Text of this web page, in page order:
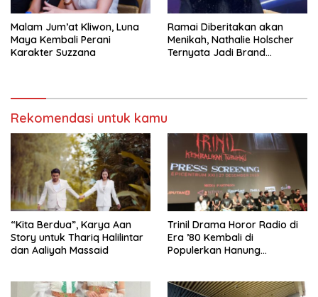
Malam Jum’at Kliwon, Luna
Maya Kembali Perani
Karakter Suzzana
Ramai Diberitakan akan
Menikah, Nathalie Holscher
Ternyata Jadi Brand
Rekomendasi untuk kamu
“Kita Berdua”, Karya Aan
Story untuk Thariq Halilintar
dan Aaliyah Massaid
­Trinil Drama Horor Radio di
Era ’80 Kembali di
Populerkan Hanung